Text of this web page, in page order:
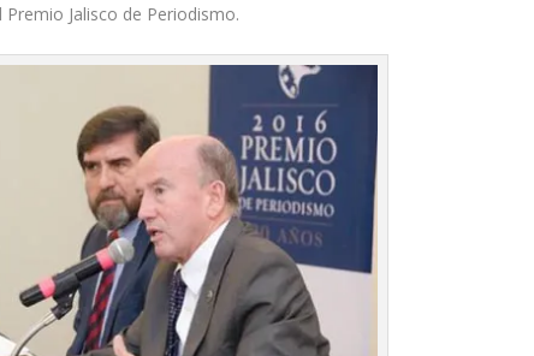
Jalisco de Periodismo.